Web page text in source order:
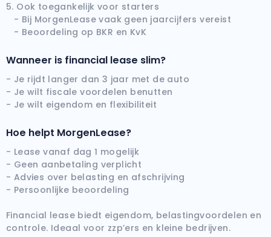
5. Ook toegankelijk voor starters
- Bij MorgenLease vaak geen jaarcijfers vereist
- Beoordeling op BKR en KvK
Wanneer is financial lease slim?
- Je rijdt langer dan 3 jaar met de auto
- Je wilt fiscale voordelen benutten
- Je wilt eigendom en flexibiliteit
Hoe helpt MorgenLease?
- Lease vanaf dag 1 mogelijk
- Geen aanbetaling verplicht
- Advies over belasting en afschrijving
- Persoonlijke beoordeling
Financial lease biedt eigendom, belastingvoordelen en
controle. Ideaal voor zzp’ers en kleine bedrijven.